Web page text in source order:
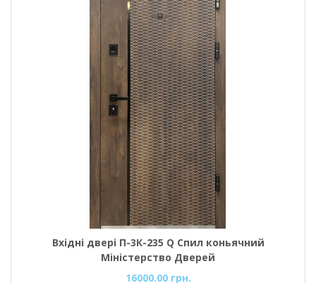
Вхідні двері П-3К-235 Q Спил коньячний
Міністерство Дверей
16000.00 грн.